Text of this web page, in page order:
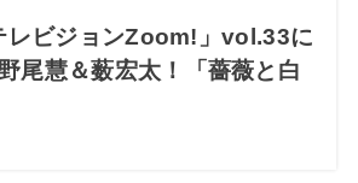
レビジョンZoom!」vol.33に
尾慧＆薮宏太！「薔薇と白